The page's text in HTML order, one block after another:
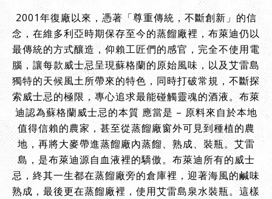
2001年復廠以來，憑著「尊重傳統，不斷創新」的信
念，在維多利亞時期保存至今的蒸餾廠裡，布萊迪仍以
最傳統的方式釀造，仰賴工匠們的感官，完全不使用電
腦，讓每款威士忌呈現蘇格蘭的原始風味，以及艾雷島
獨特的天候風土所帶來的特色，同時打破常規，不斷探
索威士忌的極限，專心追求最能碰觸靈魂的酒液。布萊
迪認為蘇格蘭威士忌的本質 應當是 – 原料來自於本地
值得信賴的農家，甚至從蒸餾廠窗外可見到種植的農
地，再將大麥帶進蒸餾廠內蒸餾、熟成、裝瓶。艾雷
島，是布萊迪源自血液裡的驕傲。布萊迪所有的威士
忌，終其一生都在蒸餾廠旁的倉庫裡，迎著海風的鹹味
熟成，最後更在蒸餾廠裡，使用艾雷島泉水裝瓶。這樣